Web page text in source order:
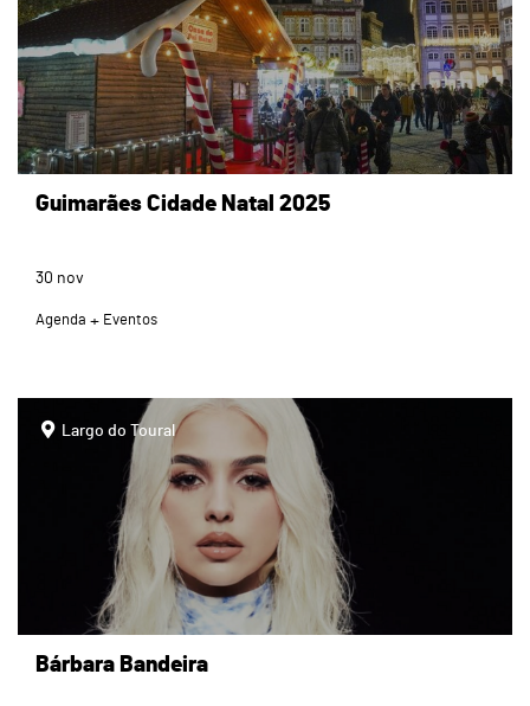
Guimarães Cidade Natal 2025
30 nov
Agenda Eventos
Largo do Toural
Bárbara Bandeira